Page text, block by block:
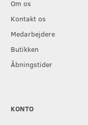
Om os
Kontakt os
Medarbejdere
Butikken
Åbningstider
KONTO